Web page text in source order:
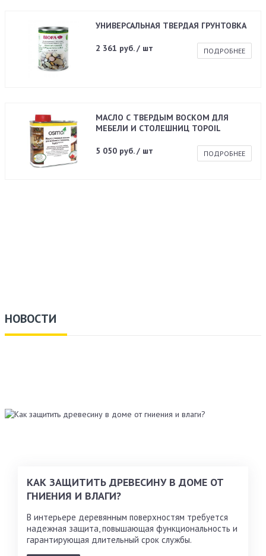
УНИВЕРСАЛЬНАЯ ТВЕРДАЯ ГРУНТОВКА
2 361 руб. / шт ПОДРОБНЕЕ
МАСЛО С ТВЕРДЫМ ВОСКОМ ДЛЯ
МЕБЕЛИ И СТОЛЕШНИЦ TOPOIL
5 050 руб. / шт ПОДРОБНЕЕ
НОВОСТИ
КАК ЗАЩИТИТЬ ДРЕВЕСИНУ В ДОМЕ ОТ
ГНИЕНИЯ И ВЛАГИ?
В интерьере деревянным поверхностям требуется
надежная защита, повышающая функциональность и
гарантирующая длительный срок службы.